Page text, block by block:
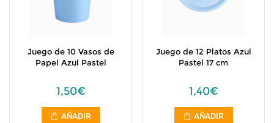
Juego de 10 Vasos de
Papel Azul Pastel
1,50€
AÑADIR
Juego de 12 Platos Azul
Pastel 17 cm
1,40€
AÑADIR